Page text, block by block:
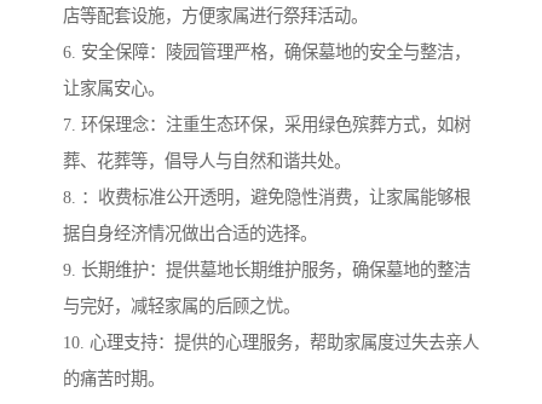
店等配套设施，方便家属进行祭拜活动。
6. 安全保障：陵园管理严格，确保墓地的安全与整洁，
让家属安心。
7. 环保理念：注重生态环保，采用绿色殡葬方式，如树
葬、花葬等，倡导人与自然和谐共处。
8. ：收费标准公开透明，避免隐性消费，让家属能够根
据自身经济情况做出合适的选择。
9. 长期维护：提供墓地长期维护服务，确保墓地的整洁
与完好，减轻家属的后顾之忧。
10. 心理支持：提供的心理服务，帮助家属度过失去亲人
的痛苦时期。